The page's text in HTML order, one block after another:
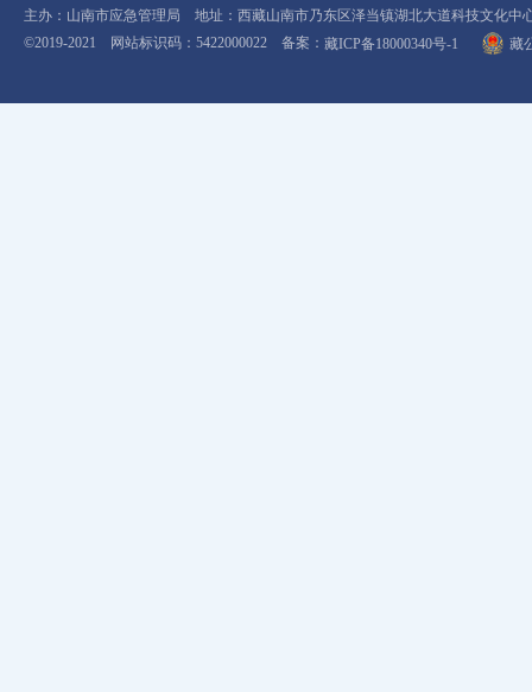
主办：山南市应急管理局 地址：西藏山南市乃东区泽当镇湖北大道科技文化中
©2019-2021 网站标识码：5422000022 备案： 藏ICP备18000340号-1 藏